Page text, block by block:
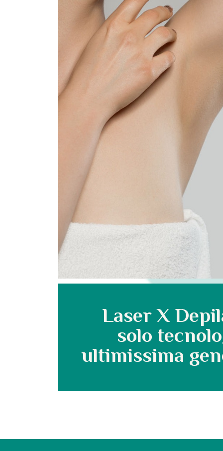
Laser X
solo
ultimissima